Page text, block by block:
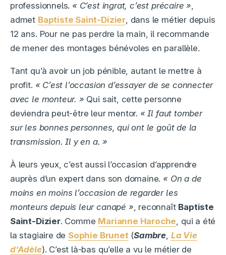
professionnels. « C’est ingrat, c’est précaire »
admet Baptiste Saint-Dizier, dans le métier depuis
12 ans. Pour ne pas perdre la main, il recommande
de mener des montages bénévoles en parallèle.
Tant qu’à avoir un job pénible, autant le mettre à
profit. « C’est l’occasion d’essayer de se connecter
avec le monteur. » Qui sait, cette personne
deviendra peut-être leur mentor. « Il faut tomber
sur les bonnes personnes, qui ont le goût de la
transmission. Il y en a. »
À leurs yeux, c’est aussi l’occasion d’apprendre
auprès d’un expert dans son domaine. « On a de
moins en moins l’occasion de regarder les
monteurs depuis leur canapé » , reconnaît Baptiste
Saint-Dizier. Comme Marianne Haroche , qui a été
la stagiaire de Sophie Brunet (Sambre La Vie
d’Adèle). C’est là-bas qu’elle a vu le métier de